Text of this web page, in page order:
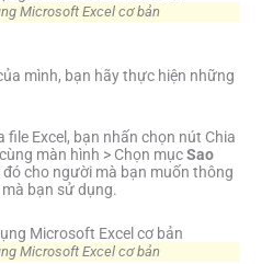
Microsoft Excel cơ bản
mình, bạn hãy thực hiện những
file Excel, bạn nhấn chọn nút Chia
màn hình > Chọn mụcSao
đó cho người mà bạn muốn thông
bạn sử dụng.
Microsoft Excel cơ bản